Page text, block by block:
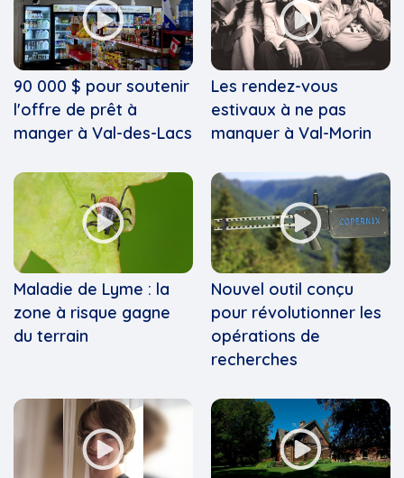
90 000 $ pour soutenir
l'offre de prêt à
manger à Val-des-Lacs
Les rendez-vous
estivaux à ne pas
manquer à Val-Morin
Maladie de Lyme : la
zone à risque gagne
du terrain
Nouvel outil conçu
pour révolutionner les
opérations de
recherches